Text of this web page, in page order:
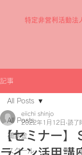
特定非営利活動法
記事
All Posts
補助金
スクール
All Posts
【セミナー】
eiichi shinjo
2022年1月12日 読了